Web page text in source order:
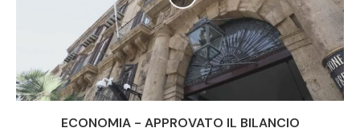
ECONOMIA - APPROVATO IL BILANCIO